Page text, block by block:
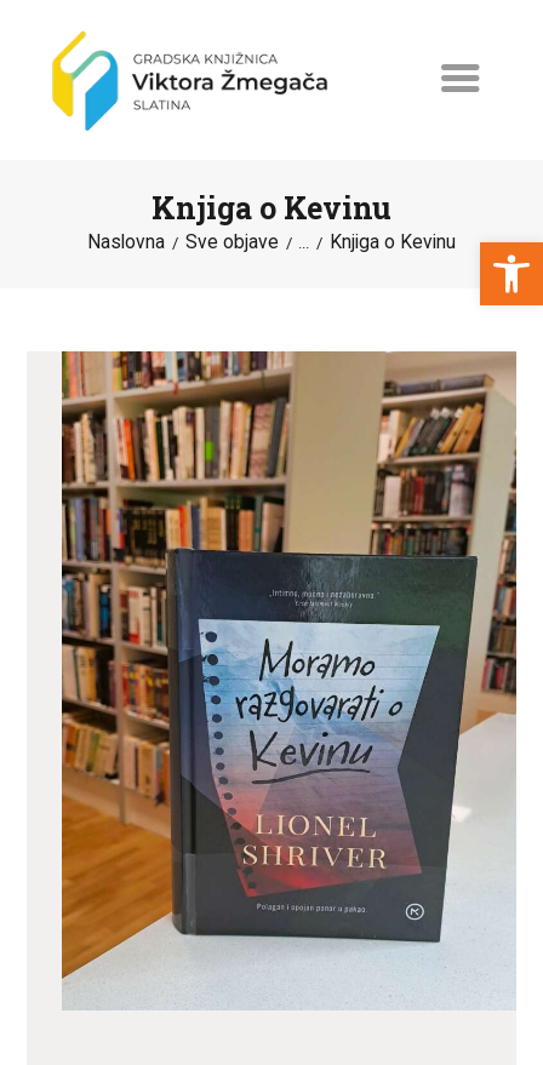
Open toolbar
Knjiga o Kevinu
Naslovna Sve objave ... Knjiga o Kevinu
NOVOSTI
ERASMUS+
PROGRAMI I PROJEKTI
KATALOG
O KNJIŽNICI
ZA KORISNIKE
ODJELI
DOKUMENTI
KONTAKT